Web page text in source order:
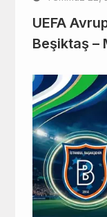
UEFA
Beşiktaş –